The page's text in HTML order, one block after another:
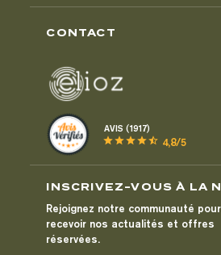
CONTACT
AVIS (1917)
starstarstarstarstar_half 4,8/5
INSCRIVEZ-VOUS À LA
Rejoignez notre communauté pour
recevoir nos actualités et offres
réservées.